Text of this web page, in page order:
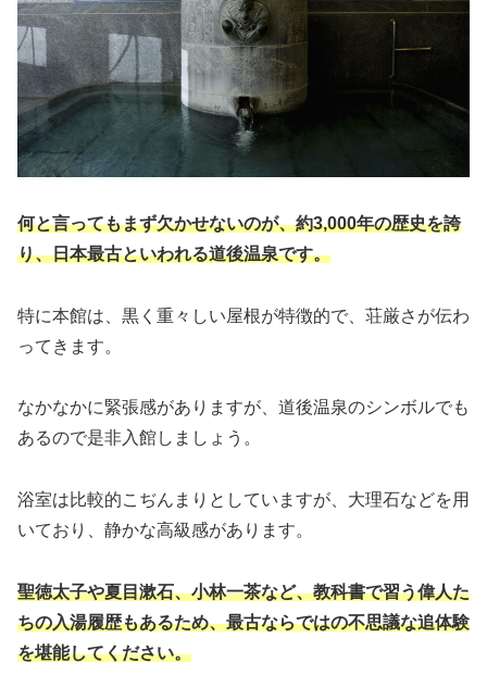
何と言ってもまず欠かせないのが、約3,000年の歴史を誇
り、日本最古といわれる道後温泉です。
特に本館は、黒く重々しい屋根が特徴的で、荘厳さが伝わ
ってきます。
なかなかに緊張感がありますが、道後温泉のシンボルでも
あるので是非入館しましょう。
浴室は比較的こぢんまりとしていますが、大理石などを用
いており、静かな高級感があります。
聖徳太子や夏目漱石、小林一茶など、教科書で習う偉人た
ちの入湯履歴もあるため、最古ならではの不思議な追体験
を堪能してください。